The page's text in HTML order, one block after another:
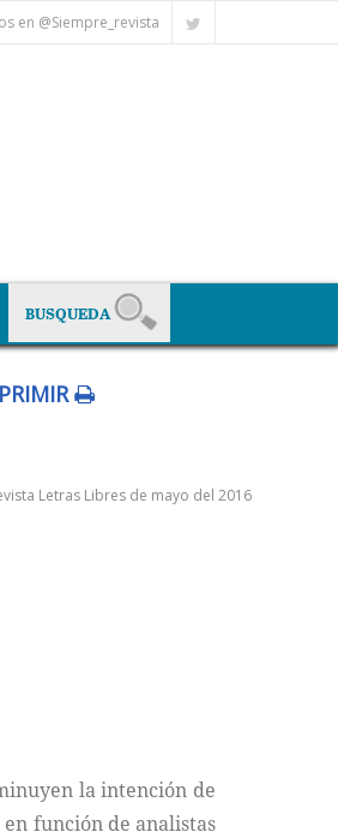
en @Siempre_revista
Letras Libres de mayo del 2016
la intención de
función de analistas